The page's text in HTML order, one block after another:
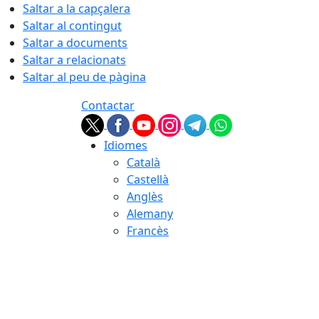
Saltar a la capçalera
Saltar al contingut
Saltar a documents
Saltar a relacionats
Saltar al peu de pàgina
Contactar
Idiomes
Català
Castellà
Anglès
Alemany
Francès